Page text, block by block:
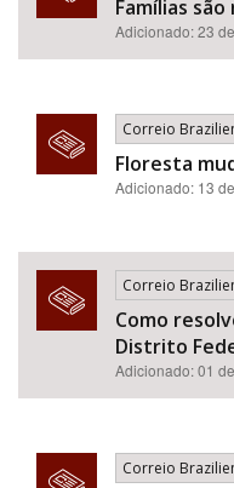
Famílias
Adicionado: 23
Correio
Floresta
Adicionado: 13
Correio
Como
Distrito
Adicionado: 01
Correio